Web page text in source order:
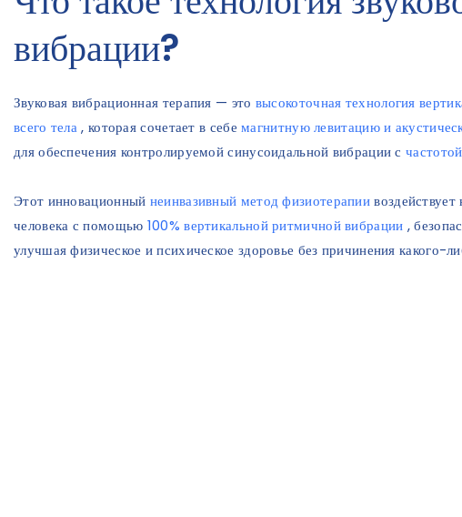
вибрации?
Звуковая вибрационная терапия — это высокоточная технология
всего тела, которая сочетает в себемагнитную левитацию и
для обеспечения контролируемой синусоидальной вибрации с
Этот инновационный неинвазивный метод физиотерапии
человека с помощью 100% вертикальной ритмичной вибрации ,
улучшая физическое и психическое здоровье без причинения какого-